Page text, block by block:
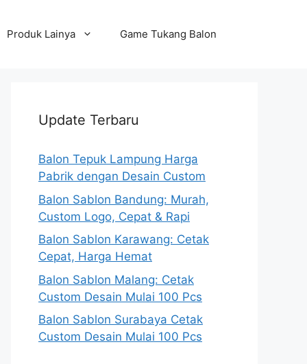
Produk Lainya Game Tukang Balon
Update Terbaru
Balon Tepuk Lampung Harga
Pabrik dengan Desain Custom
Balon Sablon Bandung: Murah,
Custom Logo, Cepat & Rapi
Balon Sablon Karawang: Cetak
Cepat, Harga Hemat
Balon Sablon Malang: Cetak
Custom Desain Mulai 100 Pcs
Balon Sablon Surabaya Cetak
Custom Desain Mulai 100 Pcs